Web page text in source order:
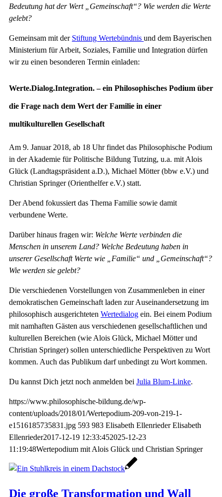
Bedeutung hat der Wert „Gemeinschaft“? Wie werden die Werte
gelebt?
Gemeinsam mit der Stiftung Wertebündnis und dem Bayerischen
Ministerium für Arbeit, Soziales, Familie und Integration dürfen
wir zu einen besonderen Termin einladen:
Werte.Dialog.Integration. – ein Philosophisches Podium über
die Frage nach dem Wert der Familie in einer
multikulturellen Gesellschaft
Am 9. Januar 2018, ab 18 Uhr findet das Philosophische Podium
in der Akademie für Politische Bildung Tutzing, u.a. mit Alois
Glück (Landtagspräsident a.D.), Michael Mötter (bbw e.V.) und
Christian Springer (Orienthelfer e.V.) statt.
Der Abend fokussiert das Thema Familie sowie damit
verbundene Werte.
Darüber hinaus fragen wir: Welche Werte verbinden die
Menschen in unserem Land? Welche Bedeutung haben in
unserer Gesellschaft Werte wie „Familie“ und „Gemeinschaft“?
Wie werden sie gelebt?
Die verschiedenen Vorstellungen von Zusammenleben in einer
demokratischen Gemeinschaft laden zur Auseinandersetzung im
philosophisch ausgerichteten Wertedialog ein. Bei einem Podium
mit namhaften Gästen aus verschiedenen gesellschaftlichen und
kulturellen Bereichen (wie Alois Glück, Michael Mötter und
Christian Springer) sollen unterschiedliche Perspektiven zu Wort
kommen. Auch das Publikum darf unbedingt zu Wort kommen.
Du kannst Dich jetzt noch anmelden bei Julia Blum-Linke.
https://www.philosophische-bildung.de/wp-
content/uploads/2018/01/Wertepodium-209-von-219-1-
e1516185735831.jpg 593 983 Elisabeth Ellenrieder Elisabeth
Ellenrieder2017-12-19 12:33:452025-12-23
11:19:48Wertepodium mit Alois Glück und Christian Springer
Die große Transformation und Wall